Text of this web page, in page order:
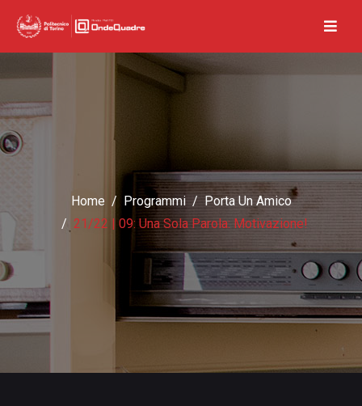
Home Programmi
Porta Un Amico
21/22 | 09: Una Sola Parola: Motivazione!